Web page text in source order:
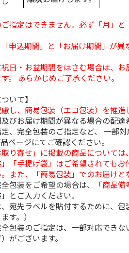
)
魚＞浜名湖うなぎ蒲
5.0 （1）
(送料・税込)
簡単焼
5.0（
3,780円
指定はできません。必ず「月」と
申込期間」と「お届け期間」が異
日・お盆期間をはさむ場合は、お
。 あらかじめご了承ください。
いて】
し、簡易包装（エコ包装）を推進
びお届け期間が異なる場合の配達
、完全包装のご指定など、 一部
ページにてご確認ください。
り寄せ」に掲載の商品については
「手提げ袋」はご希望されてもお
また、「簡易包装」でのお届けと
包装をご希望の場合は、
「商品
とご入力ください。
、宛先ラベルを貼付するために、
す。）
包装のご指定は、一部対応できな
がございます。